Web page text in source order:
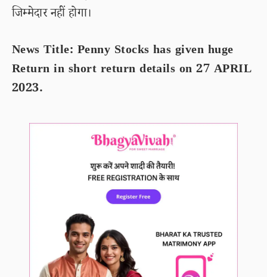
जिम्मेदार नहीं होगा।
News Title: Penny Stocks has given huge
Return in short return details on 27 APRIL
2023.